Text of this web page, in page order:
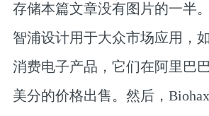
存储本篇文章没有图片的一半
智浦设计用于大众市场应用，
消费电子产品，它们在阿里巴
美分的价格出售。然后，